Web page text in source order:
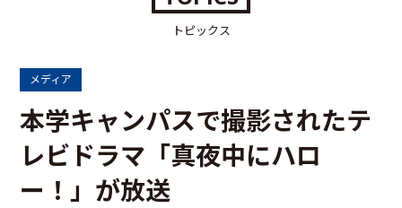
トピックス
メディア
本学キャンパスで撮影されたテ
レビドラマ「真夜中にハロ
ー！」が放送